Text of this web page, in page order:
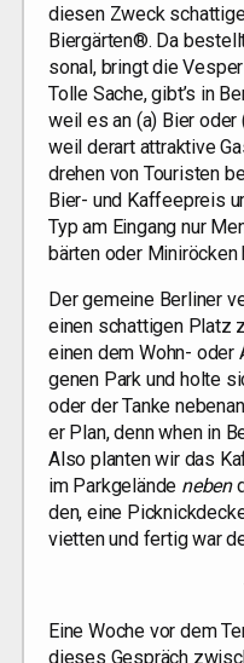
die­sen Zweck
Bier­gär­ten®. Da
so­nal, bringt die
Tol­le Sache, gibt’s in
weil es an (a) Bier oder
weil der­art attrak­ti­ve
dre­hen von Tou­ris­ten
Bier- und Kaf­fee­preis
Typ am Ein­gang nur
bär­ten oder Mini­rö­cken
Der gemei­ne Ber­li­ner
einen schat­ti­gen Platz
einen dem Wohn-
ge­nen Park und hol­te
oder der Tan­ke
er Plan, denn when in
Also plan­ten wir das
im Park­ge­län­de neben
den, eine
vi­et­ten und fer­tig war
Eine Woche vor dem
die­ses Gespräch